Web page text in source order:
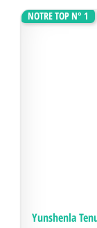
NOTRE TOP N° 1
Yunshenla